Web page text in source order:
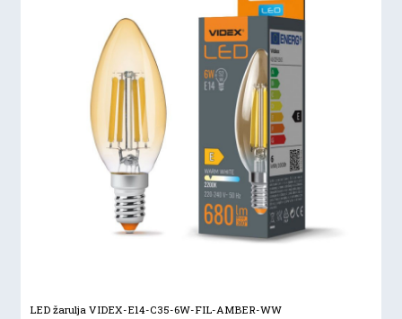
LED žarulja VIDEX-E14-C35-6W-FIL-AMBER-WW